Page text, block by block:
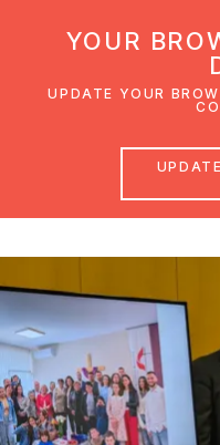
YOUR
UPDATE YOUR